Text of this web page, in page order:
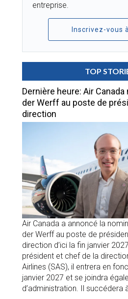
entreprise.
Inscrivez-vous
TOP
Dernière heure: Air
der Werff au poste de
direction
Air Canada a annoncé la
der Werff au poste de
direction d’ici la fin janvier
président et chef de la
Airlines (SAS), il entrera en
janvier 2027 et se joindra
d’administration. Il succédera